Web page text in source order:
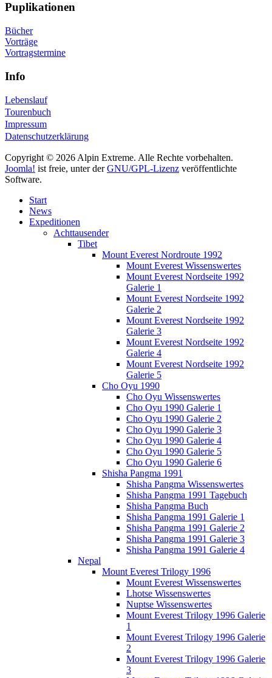
Puplikationen
Bücher
Vorträge
Vortragstermine
Info
Lebenslauf
Tourenbuch
Impressum
Datenschutzerklärung
Copyright © 2026 Alpin Extreme. Alle Rechte vorbehalten.
Joomla! ist freie, unter derGNU/GPL-Lizenz veröffentlichte
Software.
Start
News
Expeditionen
Achttausender
Tibet
Mount Everest Nordroute 1992
Mount Everest Wissenswertes
Mount Everest Nordseite 1992
Galerie 1
Mount Everest Nordseite 1992
Galerie 2
Mount Everest Nordseite 1992
Galerie 3
Mount Everest Nordseite 1992
Galerie 4
Mount Everest Nordseite 1992
Galerie 5
Cho Oyu 1990
Cho Oyu Wissenswertes
Cho Oyu 1990 Galerie 1
Cho Oyu 1990 Galerie 2
Cho Oyu 1990 Galerie 3
Cho Oyu 1990 Galerie 4
Cho Oyu 1990 Galerie 5
Cho Oyu 1990 Galerie 6
Shisha Pangma 1991
Shisha Pangma Wissenswertes
Shisha Pangma 1991 Tagebuch
Shisha Pangma Buch
Shisha Pangma 1991 Galerie 1
Shisha Pangma 1991 Galerie 2
Shisha Pangma 1991 Galerie 3
Shisha Pangma 1991 Galerie 4
Nepal
Mount Everest Trilogy 1996
Mount Everest Wissenswertes
Lhotse Wissenswertes
Nuptse Wissenswertes
Mount Everest Trilogy 1996 Galerie
1
Mount Everest Trilogy 1996 Galerie
2
Mount Everest Trilogy 1996 Galerie
3